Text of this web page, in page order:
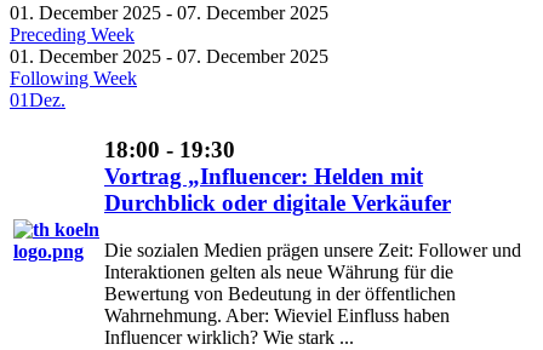
01. December 2025 - 07. December 2025
Preceding Week
01. December 2025 - 07. December 2025
Following Week
01Dez.
18:00 - 19:30
Vortrag „Influencer: Helden mit
Durchblick oder digitale Verkäufer
Die sozialen Medien prägen unsere Zeit: Follower und
Interaktionen gelten als neue Währung für die
Bewertung von Bedeutung in der öffentlichen
Wahrnehmung. Aber: Wieviel Einfluss haben
Influencer wirklich? Wie stark ...